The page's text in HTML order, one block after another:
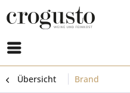
Übersicht Brand